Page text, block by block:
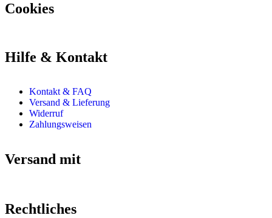
Cookies
Hilfe & Kontakt
Kontakt & FAQ
Versand & Lieferung
Widerruf
Zahlungsweisen
Versand mit
Rechtliches